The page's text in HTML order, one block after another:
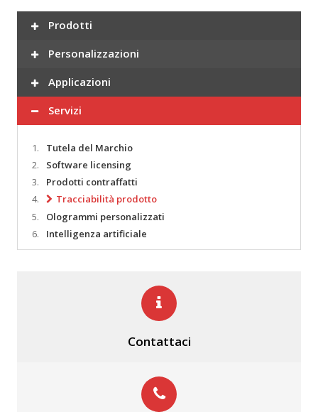
Prodotti
Personalizzazioni
Applicazioni
Servizi
1.
Tutela del Marchio
2.
Software licensing
3.
Prodotti contraffatti
4.
Tracciabilità prodotto
5.
Ologrammi personalizzati
6.
Intelligenza artificiale
Contattaci